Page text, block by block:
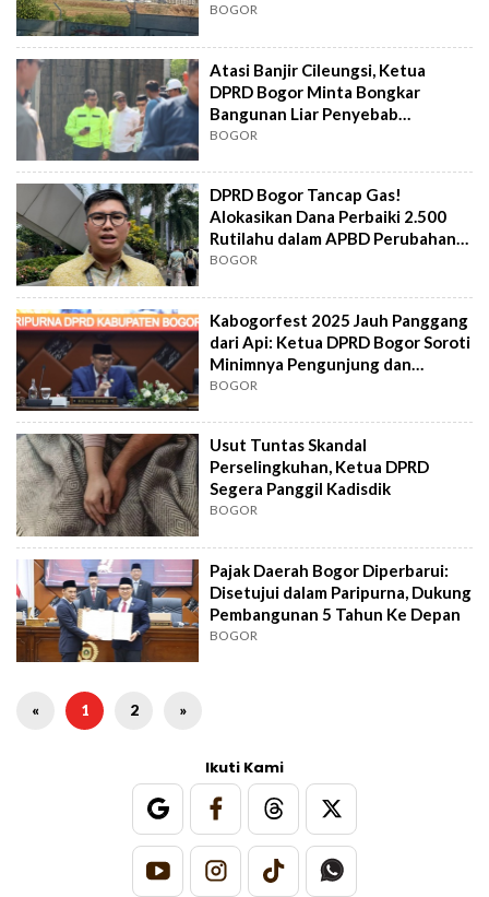
BOGOR
Atasi Banjir Cileungsi, Ketua
DPRD Bogor Minta Bongkar
Bangunan Liar Penyebab
Penyempitan Sungai
BOGOR
DPRD Bogor Tancap Gas!
Alokasikan Dana Perbaiki 2.500
Rutilahu dalam APBD Perubahan
2025
BOGOR
Kabogorfest 2025 Jauh Panggang
dari Api: Ketua DPRD Bogor Soroti
Minimnya Pengunjung dan
Persiapan
BOGOR
Usut Tuntas Skandal
Perselingkuhan, Ketua DPRD
Segera Panggil Kadisdik
BOGOR
Pajak Daerah Bogor Diperbarui:
Disetujui dalam Paripurna, Dukung
Pembangunan 5 Tahun Ke Depan
BOGOR
« 1 2 »
Ikuti Kami